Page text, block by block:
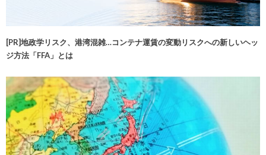
[PR]地政学リスク、港湾混雑…コンテナ運賃の変動リスクへの新しいヘッ
ジ方法「FFA」とは